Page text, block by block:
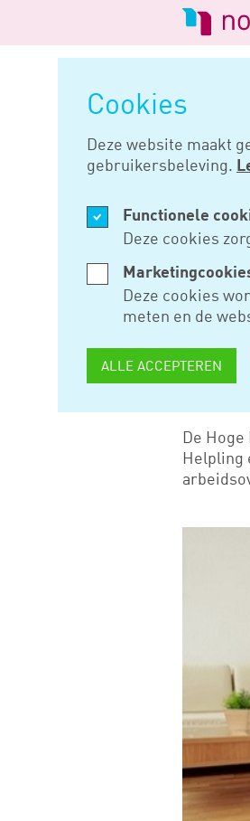
Cookies
Deze website maakt
gebruikersbeleving.
Functionele
Deze cookies
Deze cookies
meten en de
ALLE ACCEPTEREN
Logo
van
Noord
Negentig
APR 16,
De
Helpling